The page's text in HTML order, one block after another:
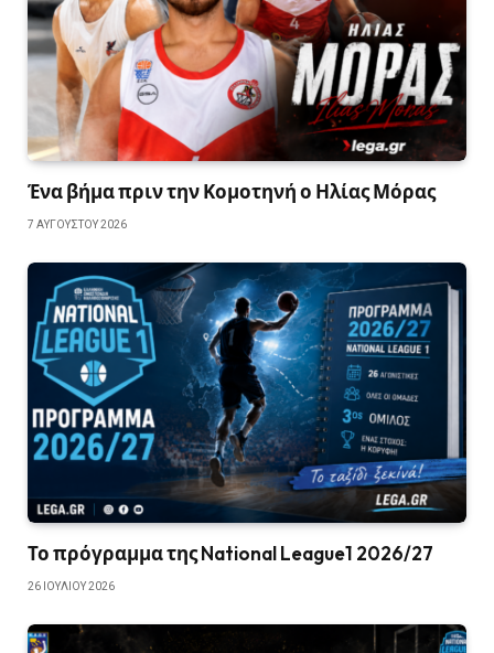
Ένα βήμα πριν την Κομοτηνή ο Ηλίας Μόρας
7 ΑΥΓΟΎΣΤΟΥ 2026
Το πρόγραμμα της National League1 2026/27
26 ΙΟΥΛΊΟΥ 2026